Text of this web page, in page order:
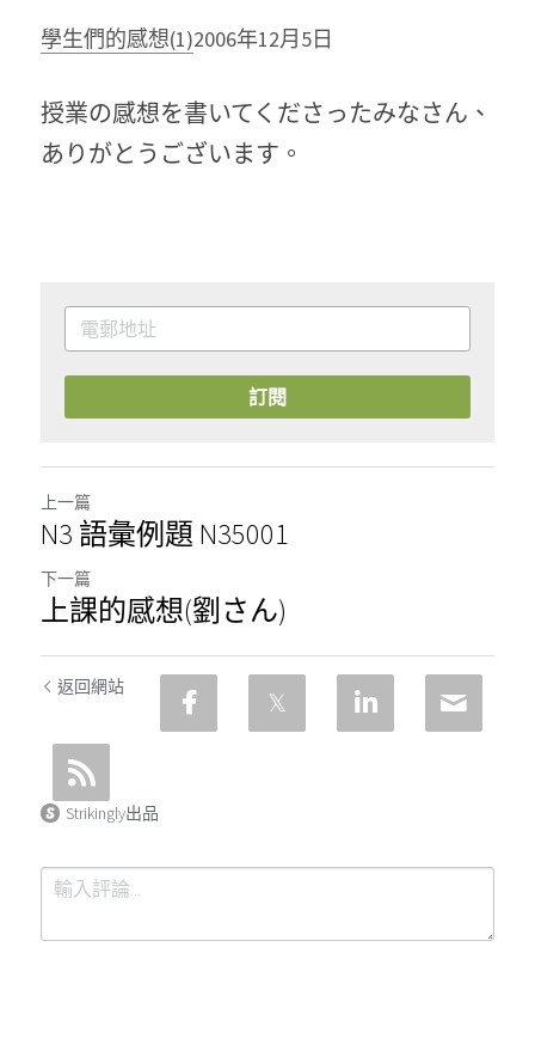
學生們的感想(1)2006年12月5日
授業の感想を書いてくださったみなさん、
ありがとうございます。
訂閱
上一篇
N3 語彙例題 N35001
下一篇
上課的感想(劉さん)
返回網站
Strikingly出品